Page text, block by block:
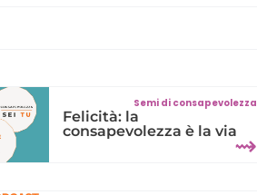
Semi di consapevolezza
Felicità: la
consapevolezza è la via⇝